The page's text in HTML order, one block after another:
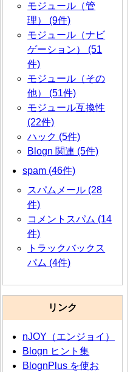
モジュール（管
理） (9件)
モジュール（ナビ
ゲーション） (51
件)
モジュール（その
他） (51件)
モジュール互換性
(22件)
ハック (5件)
Blogn 関連 (5件)
spam (46件)
スパムメール (28
件)
コメントスパム (14
件)
トラックバックス
パム (4件)
リンク
nJOY（エンジョイ）
Blogn ヒント集
BlognPlus を使お